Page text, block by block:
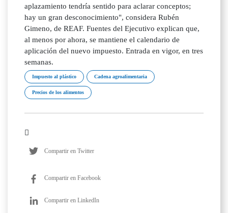
aplazamiento tendría sentido para aclarar conceptos;
hay un gran desconocimiento", considera Rubén
Gimeno, de REAF. Fuentes del Ejecutivo explican que,
al menos por ahora, se mantiene el calendario de
aplicación del nuevo impuesto. Entrada en vigor, en tres
semanas.
Impuesto al plástico Cadena agroalimentaria
Precios de los alimentos
Compartir en Twitter
Compartir en Facebook
Compartir en LinkedIn